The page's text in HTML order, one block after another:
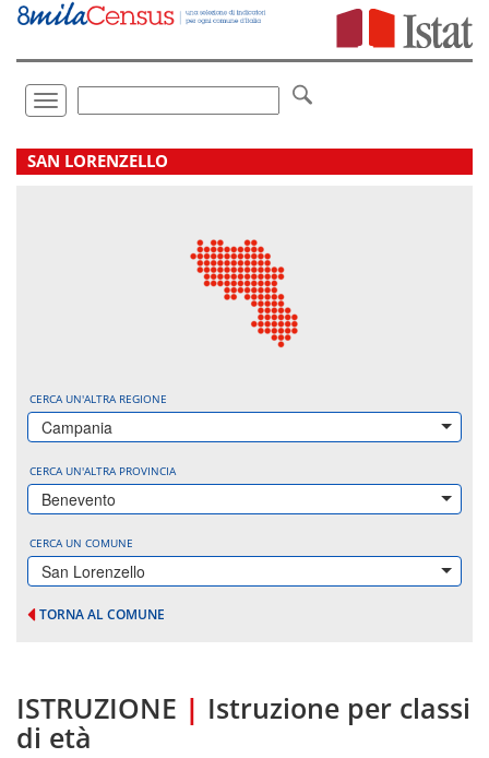
Vai
direttamente
Toggle
navigation
.
SAN LORENZELLO
CERCA UN'ALTRA REGIONE
Campania
CERCA UN'ALTRA PROVINCIA
Benevento
CERCA UN COMUNE
San Lorenzello
TORNA AL COMUNE
ISTRUZIONE | Istruzione per classi
di età